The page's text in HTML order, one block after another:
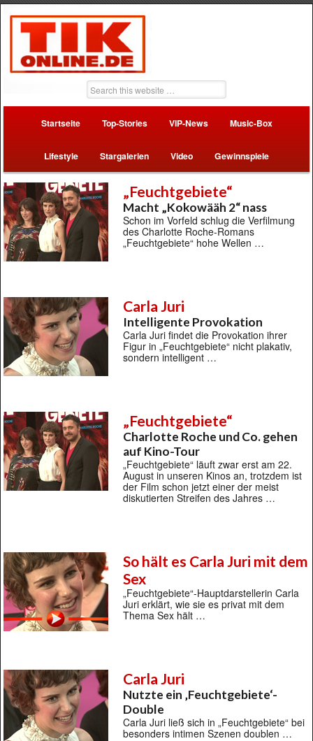
Startseite Top-Stories VIP-News Music-Box
Lifestyle Stargalerien Video Gewinnspiele
„Feuchtgebiete“
Macht „Kokowääh 2“ nass
Schon im Vorfeld schlug die Verfilmung
des Charlotte Roche-Romans
„Feuchtgebiete“ hohe Wellen …
Carla Juri
Intelligente Provokation
Carla Juri findet die Provokation ihrer
Figur in „Feuchtgebiete“ nicht plakativ,
sondern intelligent …
„Feuchtgebiete“
Charlotte Roche und Co. gehen
auf Kino-Tour
„Feuchtgebiete“ läuft zwar erst am 22.
August in unseren Kinos an, trotzdem ist
der Film schon jetzt einer der meist
diskutierten Streifen des Jahres …
So hält es Carla Juri mit dem
Sex
„Feuchtgebiete“-Hauptdarstellerin Carla
Juri erklärt, wie sie es privat mit dem
Thema Sex hält …
Carla Juri
Nutzte ein ‚Feuchtgebiete‘-
Double
Carla Juri ließ sich in „Feuchtgebiete“ bei
besonders intimen Szenen doublen …